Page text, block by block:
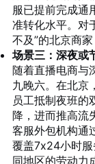
服已提前完成通
准转化水平。对
不及”的北京商
场景三：深夜或
随着直播电商与
九晚六。在北京
员工抵制夜班的
降，进而推高流
客服外包机构通
覆盖7x24小时
同地区的劳动力